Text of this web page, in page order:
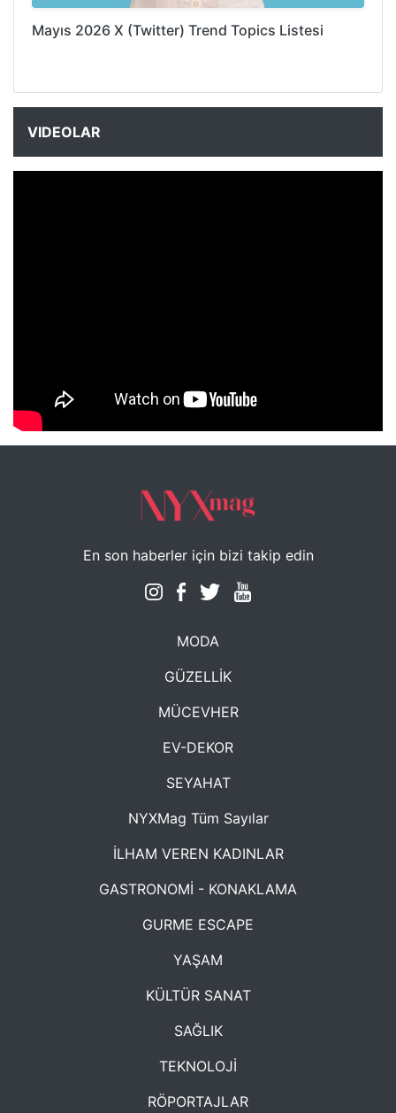
Mayıs 2026 X (Twitter) Trend Topics Listesi
VIDEOLAR
NYXmag 2. Yaş Kutlama Etkinliği
En son haberler için bizi takip edin
MODA
GÜZELLİK
MÜCEVHER
EV-DEKOR
SEYAHAT
NYXMag Tüm Sayılar
İLHAM VEREN KADINLAR
GASTRONOMİ - KONAKLAMA
GURME ESCAPE
YAŞAM
KÜLTÜR SANAT
SAĞLIK
TEKNOLOJİ
RÖPORTAJLAR